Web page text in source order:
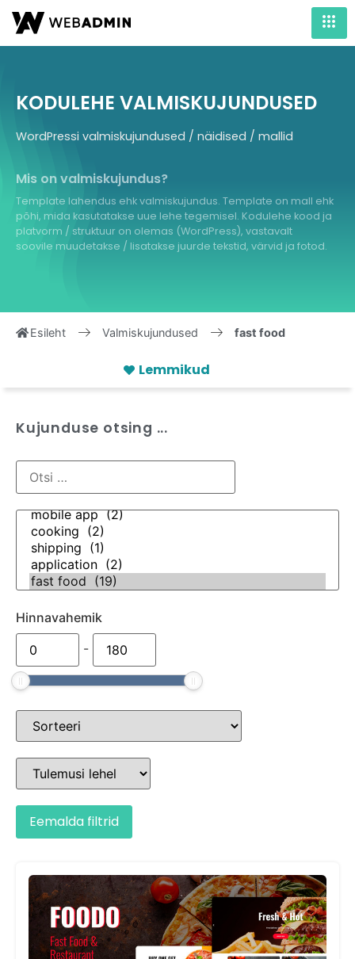
KODULEHE VALMISKUJUNDUSED
WordPressi valmiskujundused / näidised / mallid
Mis on valmiskujundus?
Template lahendus ehk valmiskujundus. Template on mall ehk
põhi, mida kasutatakse uue lehe tegemisel. Kodulehe kood ja
platvorm / struktuur on olemas (WordPress), vastavalt
soovile muudetakse / lisatakse juurde tekstid, värvid ja fotod.
Esileht Valmiskujundused fast food
Lemmikud
Kujunduse otsing ...
Hinnavahemik
-